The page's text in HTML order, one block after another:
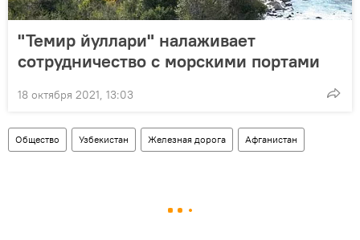
"Темир йуллари" налаживает
сотрудничество с морскими портами
18 октября 2021, 13:03
Общество Узбекистан Железная дорога Афганистан